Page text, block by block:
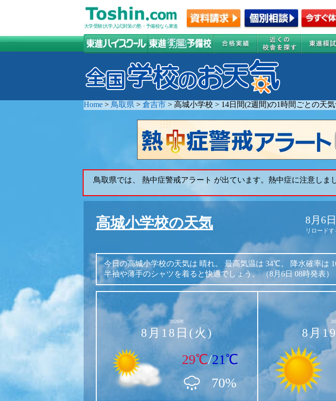
大学受験(大学入試)対策の塾・予備校なら東進
Home > 鳥取県 > 倉吉市 > 高城小学校 > 14日間(2週間)の1時間ごとの天
鳥取県では、 熱中症警戒アラート が出ています。熱中症に注意しま
高城小学校の天気 8月6
リロード
今日の高城小学校の天気は 晴れ。 最高気温は 34℃。 降水確率は
半袖や薄手のシャツを着ると快適でしょう。（8月6日 08時発表）
2026年
8月18日(火)
29℃/21℃
70%
8月